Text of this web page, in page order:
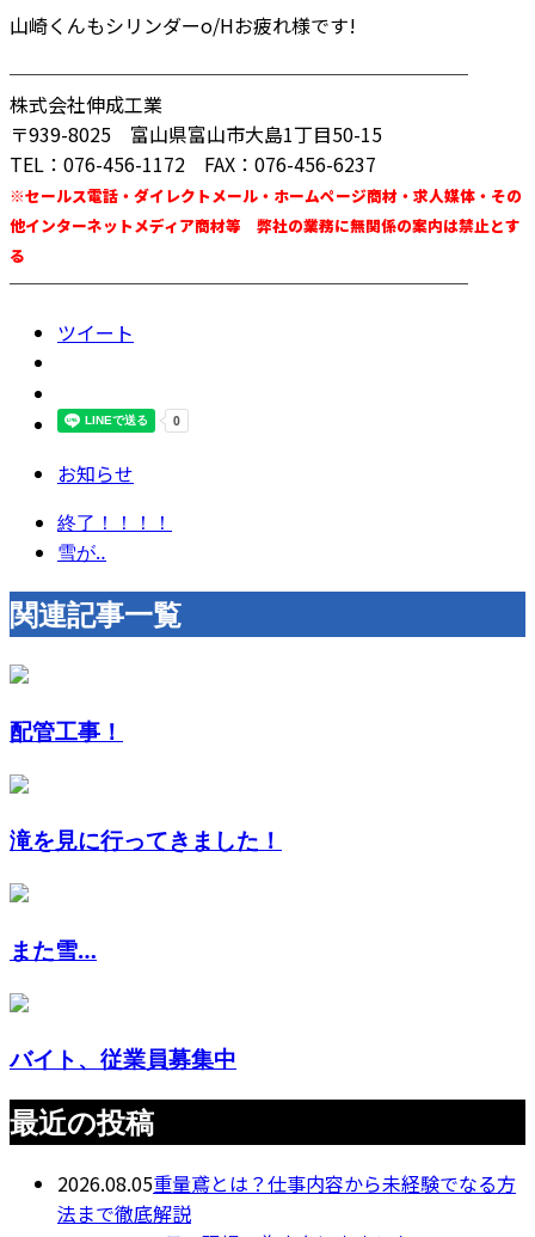
山崎くんもシリンダーo/Hお疲れ様です!
────────────────────────
株式会社伸成工業
〒939-8025 富山県富山市大島1丁目50-15
TEL：076-456-1172 FAX：076-456-6237
※セールス電話・ダイレクトメール・ホームページ商材・求人媒体・その
他インターネットメディア商材等 弊社の業務に無関係の案内は禁止とす
る
────────────────────────
ツイート
お知らせ
終了！！！！
雪が‥
関連記事一覧
配管工事！
滝を見に行ってきました！
また雪…
バイト、従業員募集中
最近の投稿
2026.08.05重量鳶とは？仕事内容から未経験でなる方
法まで徹底解説